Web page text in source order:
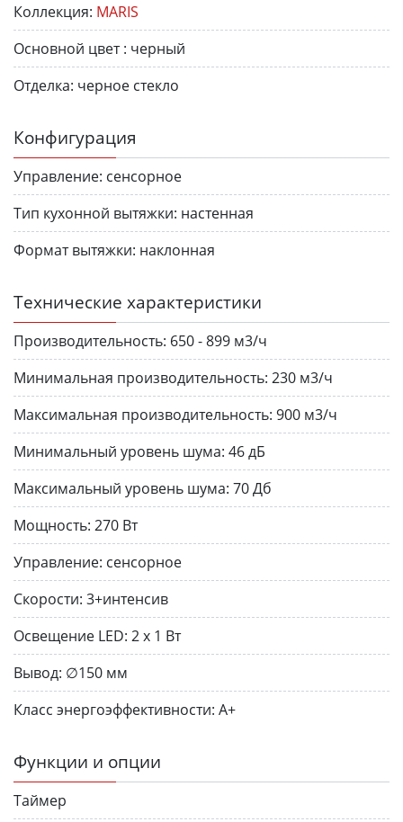
Коллекция: MARIS
Основной цвет : черный
Отделка: черное стекло
Конфигурация
Управление: сенсорное
Тип кухонной вытяжки: настенная
Формат вытяжки: наклонная
Технические характеристики
Производительность: 650 - 899 м3/ч
Минимальная производительность: 230 м3/ч
Максимальная производительность: 900 м3/ч
Минимальный уровень шума: 46 дБ
Максимальный уровень шума: 70 Дб
Мощность: 270 Вт
Управление: сенсорное
Скорости: 3+интенсив
Освещение LED: 2 х 1 Вт
Вывод: ∅150 мм
Класс энергоэффективности: А+
Функции и опции
Таймер